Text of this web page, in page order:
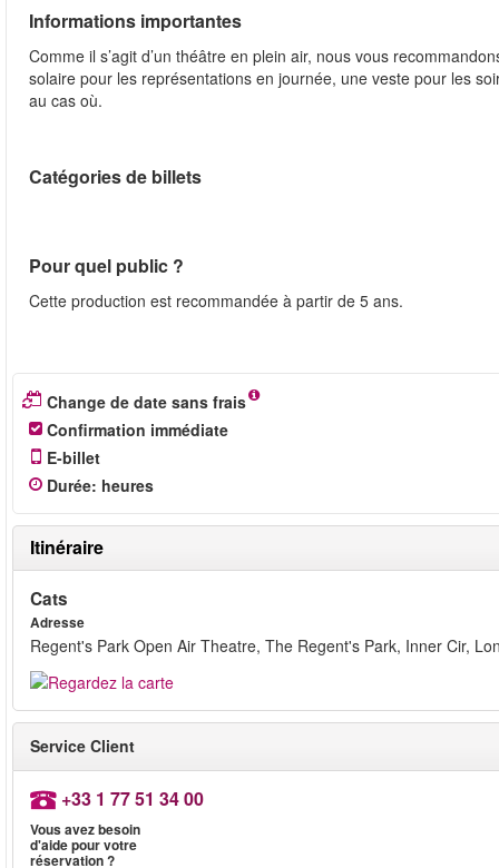
Informations importantes
Comme il s’agit d’un théâtre en plein air, nous vous
solaire pour les représentations en journée, une veste pour les
au cas où.
Catégories de billets
Pour quel public ?
Cette production est recommandée à partir de 5 ans.
Change de date sans frais
Confirmation immédiate
E-billet
Durée: heures
Itinéraire
Cats
Adresse
Regent's Park Open Air Theatre, The Regent's Park, Inner Cir,
Service Client
+33 1 77 51 34 00
Vous avez besoin
d'aide pour votre
réservation ?